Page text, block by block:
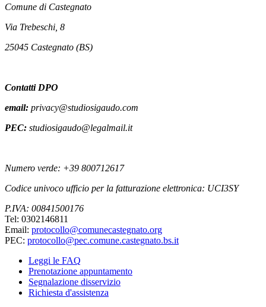
Comune di Castegnato
Via Trebeschi, 8
25045 Castegnato (BS)
Contatti DPO
email: privacy@studiosigaudo.com
PEC: studiosigaudo@legalmail.it
Numero verde: +39 800712617
Codice univoco ufficio per la fatturazione elettronica: UCI3SY
P.IVA: 00841500176
Tel: 0302146811
Email: protocollo@comunecastegnato.org
PEC: protocollo@pec.comune.castegnato.bs.it
Leggi le FAQ
Prenotazione appuntamento
Segnalazione disservizio
Richiesta d'assistenza